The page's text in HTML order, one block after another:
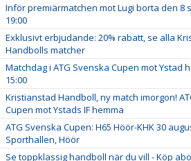
Inför premiärmatchen mot Lugi borta den 8
19:00
Exklusivt erbjudande: 20% rabatt, se alla
Handbolls matcher
Matchdag i ATG Svenska Cupen mot Ystad
15:00
Kristianstad Handboll, ny match imorgon!
Cupen mot Ystads IF hemma
ATG Svenska Cupen: H65 Höör-KHK 30
Sporthallen, Höör
Se toppklassig handboll när du vill - Köp